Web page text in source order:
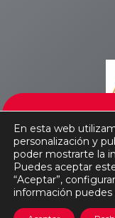
Copyright © 2026
En esta web
personalización y
poder mostrarte la
Puedes aceptar
“Aceptar”,
información